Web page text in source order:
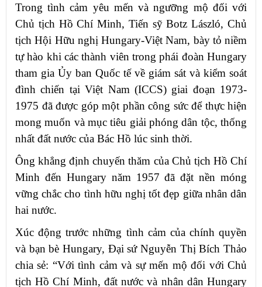
Trong tình cảm yêu mến và ngưỡng mộ đối với
Chủ tịch Hồ Chí Minh, Tiến sỹ Botz László, Chủ
tịch Hội Hữu nghị Hungary-Việt Nam, bày tỏ niềm
tự hào khi các thành viên trong phái đoàn Hungary
tham gia Ủy ban Quốc tế về giám sát và kiểm soát
đình chiến tại Việt Nam (ICCS) giai đoạn 1973-
1975 đã được góp một phần công sức để thực hiện
mong muốn và mục tiêu giải phóng dân tộc, thống
nhất đất nước của Bác Hồ lúc sinh thời.
Ông khẳng định chuyến thăm của Chủ tịch Hồ Chí
Minh đến Hungary năm 1957 đã đặt nền móng
vững chắc cho tình hữu nghị tốt đẹp giữa nhân dân
hai nước.
Xúc động trước những tình cảm của chính quyền
và bạn bè Hungary, Đại sứ Nguyễn Thị Bích Thảo
chia sẻ: “Với tình cảm và sự mến mộ đối với Chủ
tịch Hồ Chí Minh, đất nước và nhân dân Hungary